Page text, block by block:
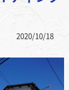
2020/10/18